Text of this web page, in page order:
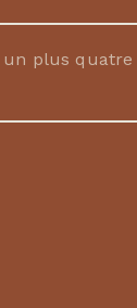
plus quatre